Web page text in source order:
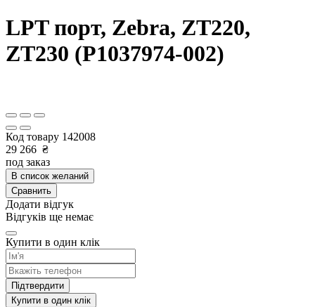
LPT порт, Zebra, ZT220,
ZT230 (P1037974-002)
Код товару 142008
29 266 ₴
под заказ
В список желаний
Сравнить
Додати відгук
Відгуків ще немає
Купити в один клік
Підтвердити
Купити в один клік